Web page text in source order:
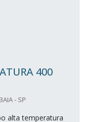
400
- SP
alta temperatura